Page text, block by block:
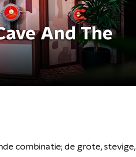
And The
combinatie; de grote, stevige,